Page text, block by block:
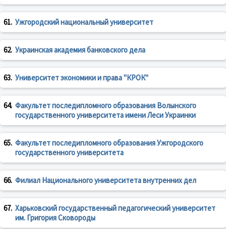
61. Ужгородский национальный университет
62. Украинская академия банковского дела
63. Университет экономики и права "КРОК"
64. Факультет последипломного образования Волынского
государственного университета имени Леси Украинки
65. Факультет последипломного образования Ужгородского
государственного университета
66. Филиал Национального университета внутренних дел
67. Харьковский государственный педагогический университет
им. Григория Сковороды